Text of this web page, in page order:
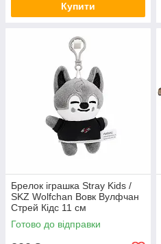
Купити
Брелок іграшка Stray Kids /
SKZ Wolfchan Вовк Вулфчан
Стрей Кідс 11 см
Готово до відправки